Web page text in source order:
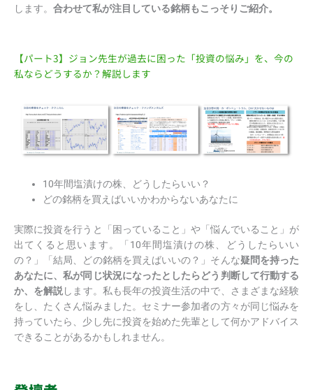
します。 合わせて私が注目している銘柄もこっそりご紹介。
【パート3】ジョン先生が過去に困った「投資の悩み」を、今の
私ならどうするか？解説します
10年間塩漬けの株、どうしたらいい？
どの銘柄を買えばいいかわからないあなたに
実際に投資を行うと「困っていること」や「悩んでいること」が
出てくると思います。「10年間塩漬けの株、どうしたらいい
の？」「結局、どの銘柄を買えばいいの？」そんな疑問を持った
あなたに、私が同じ状況になったとしたらどう判断して行動する
か、を解説します。私も長年の投資生活の中で、さまざまな経験
をし、たくさん悩みました。セミナー参加者の方々が同じ悩みを
持っていたら、少し先に投資を始めた先輩として何かアドバイス
できることがあるかもしれません。